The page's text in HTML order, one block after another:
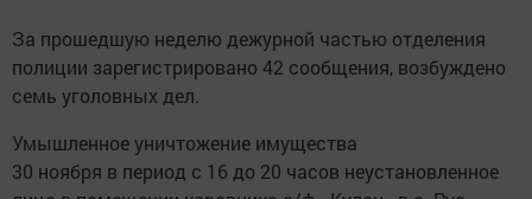
За прошедшую неделю дежурной частью отделения
полиции зарегистрировано 42 сообщения, возбуждено
семь уголовных дел.
Умышленное уничтожение имущества
30 ноября в период с 16 до 20 часов неустановленное